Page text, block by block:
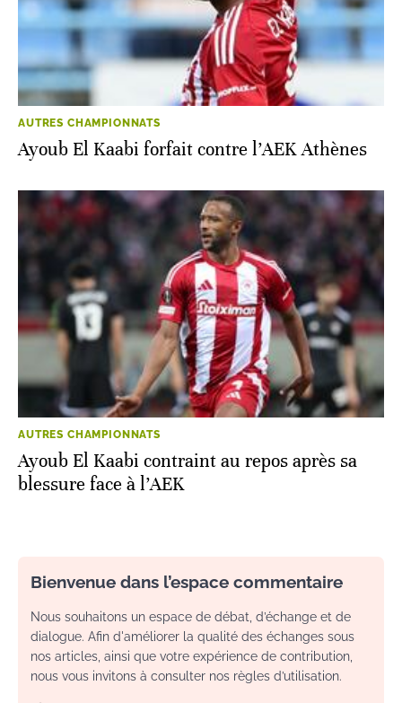
AUTRES CHAMPIONNATS
Ayoub El Kaabi forfait contre l’AEK Athènes
AUTRES CHAMPIONNATS
Ayoub El Kaabi contraint au repos après sa
blessure face à l’AEK
Bienvenue dans l’espace commentaire
Nous souhaitons un espace de débat, d’échange et de
dialogue. Afin d'améliorer la qualité des échanges sous
nos articles, ainsi que votre expérience de contribution,
nous vous invitons à consulter nos règles d’utilisation.